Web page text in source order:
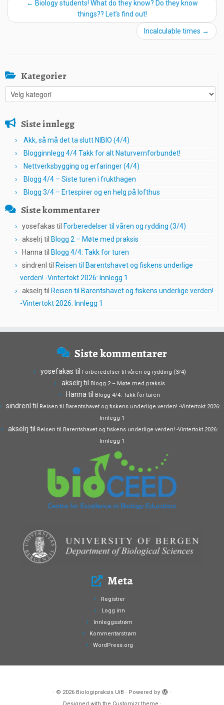
← Biology students! What do they know? Do they know
things?? Let’s find out!
Incalculable times →
Kategorier
Kategorier
Siste innlegg
Akk, så må det ta slutt NIBIO (4/4)
Blogginnlegg 4/4 Takk for alt Naturvernforbundet!
Nettverksbygging og erfaringer (4/4)
Blogg 4/4 – Siste turen i frukthagen
Blogg 3/4 – Ertespirer og en helg på lofthus
Siste kommentarer
yosefakas til Forberedelser til våren og rydding (3/4)
akselrj til Blogg 2 – Møte med praksis
Hannatil Blogg 4/4: Takk for turen
sindrenl til Reisen til Barentshavet og fiskens underlige
verden! -Vintertokt 2026: Innlegg 1
akselrj til Reisen til Barentshavet og fiskens underlige verden!
-Vintertokt 2026: Innlegg 1
Siste kommentarer
yosefakas til Forberedelser til våren og rydding (3/4)
akselrj til Blogg 2 – Møte med praksis
Hanna til Blogg 4/4: Takk for turen
sindrenl til Reisen til Barentshavet og fiskens underlige verden! -Vintertokt 2026:
Innlegg 1
akselrj til Reisen til Barentshavet og fiskens underlige verden! -Vintertokt 2026:
Innlegg 1
Meta
Registrer
Logg inn
Innleggsstrøm
Kommentarstrøm
WordPress.org
· © 2026 Biologipraksis UiB · Powered by
·